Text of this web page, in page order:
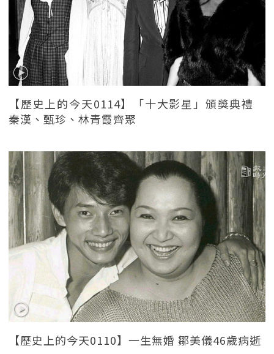
【歷史上的今天0114】「十大影星」頒獎典禮
秦漢、甄珍、林青霞齊聚
【歷史上的今天0110】一生無婚 鄒美儀46歲病逝